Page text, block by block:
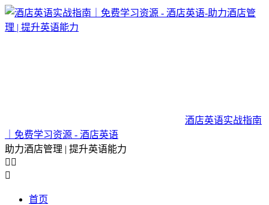
酒店英语实战指南
｜免费学习资源 - 酒店英语
助力酒店管理 | 提升英语能力
 

首页